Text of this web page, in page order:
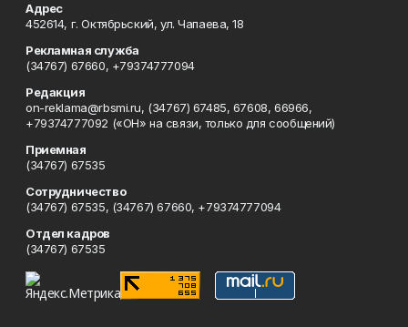
Адрес
452614, г. Октябрьский, ул. Чапаева, 18
Рекламная служба
(34767) 67660, +79374777094
Редакция
on-reklama@rbsmi.ru, (34767) 67485, 67608, 66966,
+79374777092 («ОН» на связи, только для сообщений)
Приемная
(34767) 67535
Сотрудничество
(34767) 67535, (34767) 67660, +79374777094
Отдел кадров
(34767) 67535